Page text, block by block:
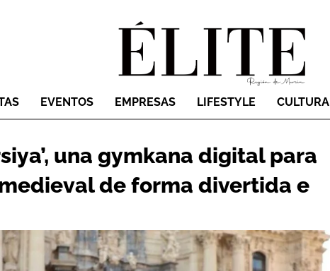
EVENTOS EMPRESAS LIFESTYLE CULTURA
una gymkana digital para
de forma divertida e